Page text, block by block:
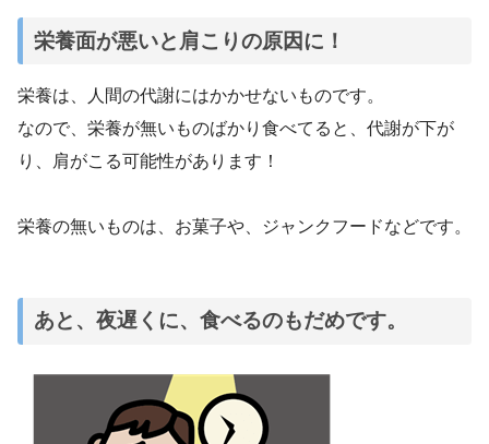
栄養面が悪いと肩こりの原因に！
栄養は、人間の代謝にはかかせないものです。
なので、栄養が無いものばかり食べてると、代謝が下が
り、肩がこる可能性があります！
栄養の無いものは、お菓子や、ジャンクフードなどです。
あと、夜遅くに、食べるのもだめです。